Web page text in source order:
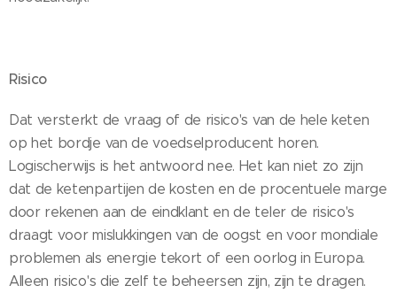
Risico
Dat versterkt de vraag of de risico's van de hele keten
op het bordje van de voedselproducent horen.
Logischerwijs is het antwoord nee. Het kan niet zo zijn
dat de ketenpartijen de kosten en de procentuele marge
door rekenen aan de eindklant en de teler de risico's
draagt voor mislukkingen van de oogst en voor mondiale
problemen als energie tekort of een oorlog in Europa.
Alleen risico's die zelf te beheersen zijn, zijn te dragen.